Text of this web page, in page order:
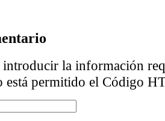
introducir la información
está permitido el Código